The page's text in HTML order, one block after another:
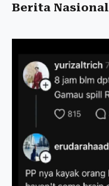
Berita Nasional